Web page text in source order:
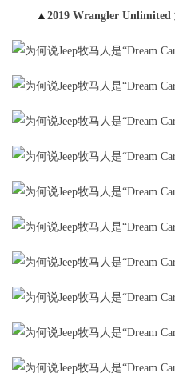
▲ 2019 Wrangler Unlimited